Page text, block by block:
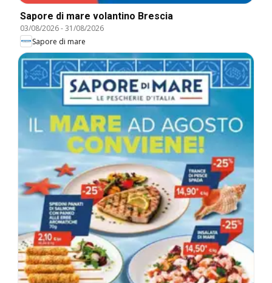
Sapore di mare volantino Brescia
03/08/2026-31/08/2026
Sapore di mare